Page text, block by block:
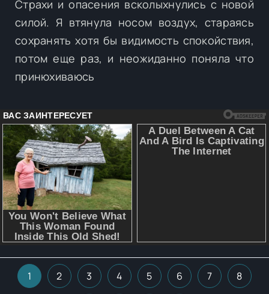
Страхи и опасения всколыхнулись с новой
силой. Я втянула носом воздух, стараясь
сохранять хотя бы видимость спокойствия,
потом еще раз, и неожиданно поняла что
принюхиваюсь
1 2 3 4 5 6 7 8